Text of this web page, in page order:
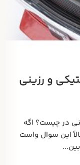
و رزینی
در چیست؟ اگه
این سوال واست